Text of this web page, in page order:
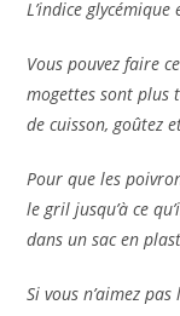
L’indice glycémique
Vous pouvez faire
mogettes sont plus
de cuisson, goûtez
Pour que les
le gril jusqu’à ce
dans un sac en
Si vous n’aimez